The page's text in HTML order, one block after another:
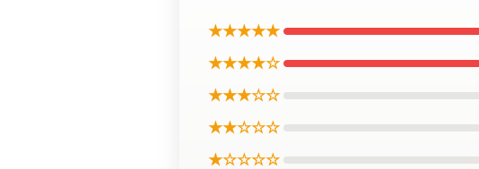
★★★★★
★★★★☆
★★★☆☆
★★☆☆☆
★☆☆☆☆